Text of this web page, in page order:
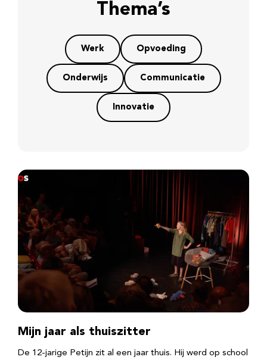
Thema’s
Werk Opvoeding
Onderwijs Communicatie
Innovatie
Mijn jaar als thuiszitter
De 12-jarige Petijn zit al een jaar thuis. Hij werd op school